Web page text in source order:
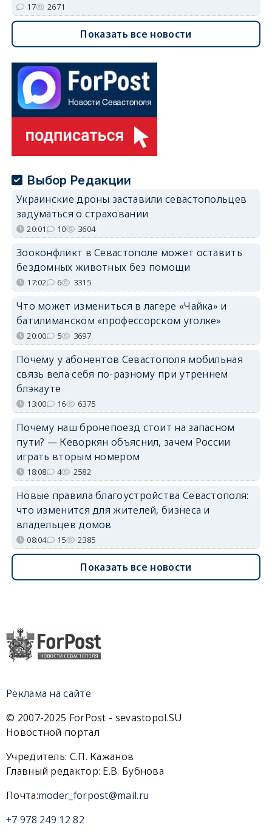
17 2671
Показать все новости
Выбор Редакции
Украинские дроны заставили севастопольцев
задуматься о страховании
20:01 10 3604
Зооконфликт в Севастополе может оставить
бездомных животных без помощи
17:02 6 3315
Что может измениться в лагере «Чайка» и
батилиманском «профессорском уголке»
20:00 5 3697
Почему у абонентов Севастополя мобильная
связь вела себя по-разному при утреннем
блэкауте
13:00 16 6375
Почему наш бронепоезд стоит на запасном
пути? — Кеворкян объяснил, зачем России
играть вторым номером
18:08 4 2582
Новые правила благоустройства Севастополя:
что изменится для жителей, бизнеса и
владельцев домов
08:04 15 2385
Показать все новости
Реклама на сайте
© 2007-2025 ForPost - sevastopol.SU
Новостной портал
Учредитель: С.П. Кажанов
Главный редактор: Е.В. Бубнова
Почта:moder_forpost@mail.ru
+7 978 249 12 82